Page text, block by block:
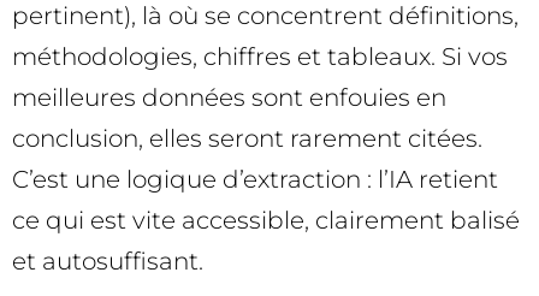
pertinent), là où se concentrent définitions,
méthodologies, chiffres et tableaux. Si vos
meilleures données sont enfouies en
conclusion, elles seront rarement citées.
C’est une logique d’extraction : l’IA retient
ce qui est vite accessible, clairement balisé
et autosuffisant.